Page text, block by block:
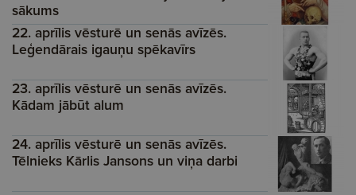
sākums
22. aprīlis vēsturē un senās avīzēs.
Leģendārais igauņu spēkavīrs
23. aprīlis vēsturē un senās avīzēs.
Kādam jābūt alum
24. aprīlis vēsturē un senās avīzēs.
Tēlnieks Kārlis Jansons un viņa darbi